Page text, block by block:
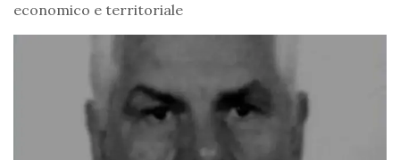
economico e territoriale